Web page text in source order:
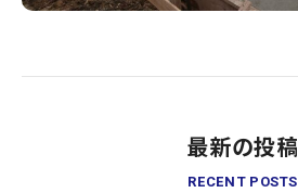
最新の投稿
RECENT POSTS